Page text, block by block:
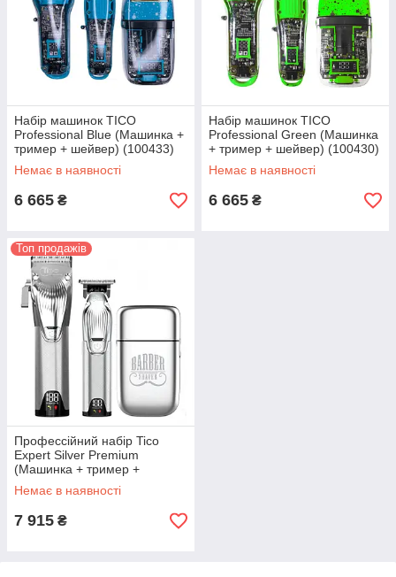
Набір машинок TICO
Professional Blue (Машинка +
тример + шейвер) (100433)
Немає в наявності
6 665 ₴
Набір машинок TICO
Professional Green (Машинка
+ тример + шейвер) (100430)
Немає в наявності
6 665 ₴
Топ продажів
Профессійний набір Tico
Expert Silver Premium
(Машинка + тример +
шейвер)
Немає в наявності
7 915 ₴